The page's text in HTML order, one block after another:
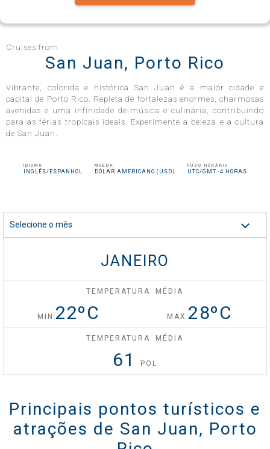
Infinity®
Millennium®
Silhouette®
Cruises from
San Juan, Porto Rico
Vibrante, colorida e histórica San Juan é a maior cidade e
capital de Porto Rico. Repleta de fortalezas enormes, charmosas
avenidas e uma infinidade de música e culinária, contribuindo
para as férias tropicais ideais. Experimente a beleza e a cultura
de San Juan.
IDIOMA
INGLÊS/ESPANHOL
MOEDA
DÓLAR AMERICANO (USD)
FUSO HORÁRIO
UTC/GMT -4 HORAS
Selecione o mês
JANEIRO
TEMPERATURA MÉDIA
MIN:22ºC MAX:28ºC
TEMPERATURA MÉDIA
61 POL
Principais pontos turísticos e
atrações de San Juan, Porto